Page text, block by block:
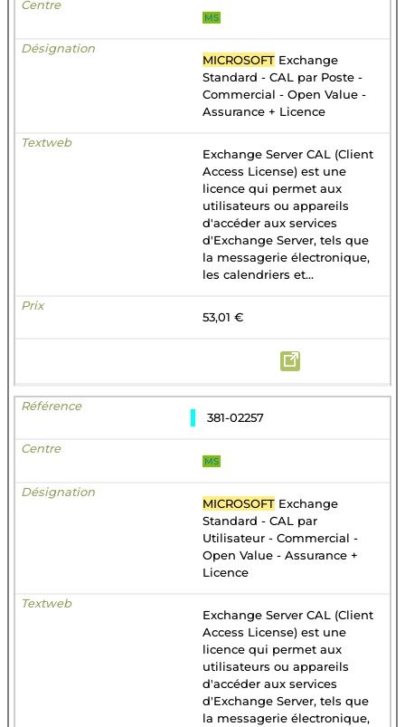
MS
MICROSOFT Exchange
Standard - CAL par Poste -
Commercial - Open Value -
Assurance + Licence
Exchange Server CAL (Client
Access License) est une
licence qui permet aux
utilisateurs ou appareils
d'accéder aux services
d'Exchange Server, tels que
la messagerie électronique,
les calendriers et...
53,01 €
381-02257
MS
MICROSOFT Exchange
Standard - CAL par
Utilisateur - Commercial -
Open Value - Assurance +
Licence
Exchange Server CAL (Client
Access License) est une
licence qui permet aux
utilisateurs ou appareils
d'accéder aux services
d'Exchange Server, tels que
la messagerie électronique,